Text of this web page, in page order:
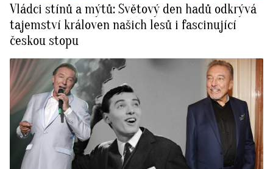
Vládci stínů a mýtů: Světový den hadů odkrývá
tajemství královen našich lesů i fascinující
českou stopu